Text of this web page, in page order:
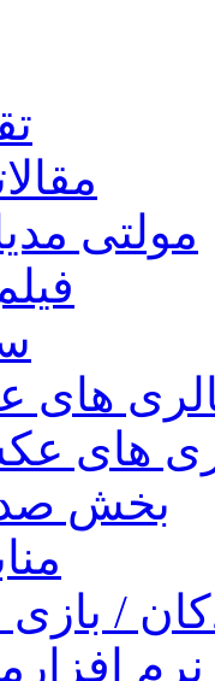
مولتی
های
های
بخش
/
افزار